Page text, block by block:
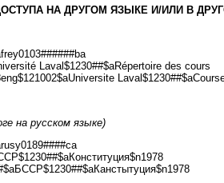
НА ДРУГОМ ЯЗЫКЕ И/ИЛИ В
Laval$1230##$aRépertoire des cours
на русском языке)